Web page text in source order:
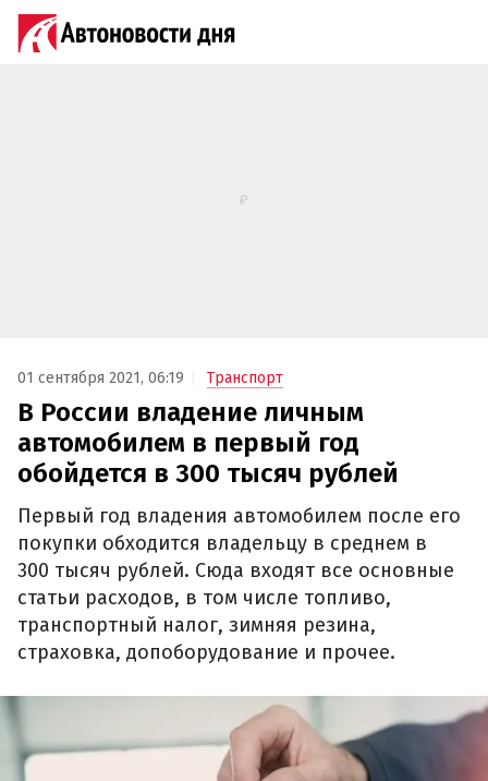
01 сентября 2021, 06:19 Транспорт
В России владение личным
автомобилем в первый год
обойдется в 300 тысяч рублей
Первый год владения автомобилем после его
покупки обходится владельцу в среднем в
300 тысяч рублей. Сюда входят все основные
статьи расходов, в том числе топливо,
транспортный налог, зимняя резина,
страховка, допоборудование и прочее.